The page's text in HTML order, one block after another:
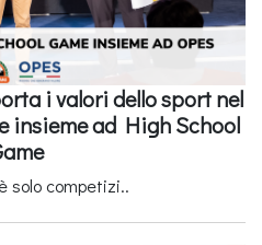
i valori dello sport nel
insieme ad High School
solo competizi..